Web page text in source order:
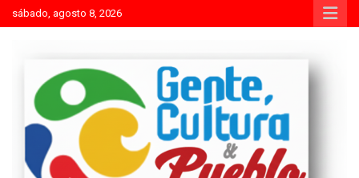
Skip
to
sábado, agosto 8, 2026